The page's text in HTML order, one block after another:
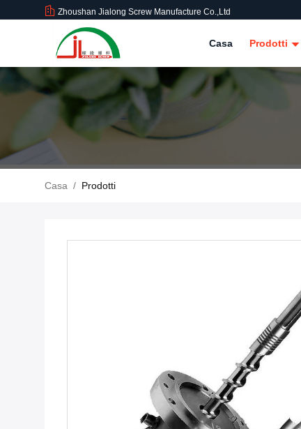
Zhoushan Jialong Screw Manufacture Co.,Ltd
Casa Prodotti
Casa / Prodotti